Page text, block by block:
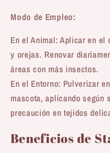
Modo de Empleo:
En el Animal: Aplicar en
y orejas. Renovar
áreas con más insectos.
En el Entorno: Pulverizar
mascota, aplicando según
precaución en tejidos
Beneficios de